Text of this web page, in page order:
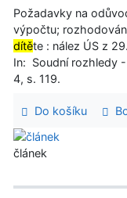
Požadavky na
výpočtu;
dítěte : nález ÚS z
In: Soudní rozhledy
4, s. 119.
Do košíku
článek